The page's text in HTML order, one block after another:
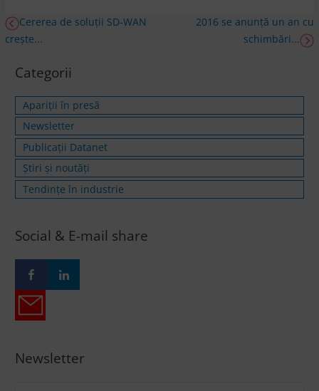
Cererea de soluții SD-WAN
crește...
2016 se anunță un an cu
schimbări...
Categorii
Apariții în presă
Newsletter
Publicații Datanet
Știri și noutăți
Tendințe în industrie
Social & E-mail share
Newsletter